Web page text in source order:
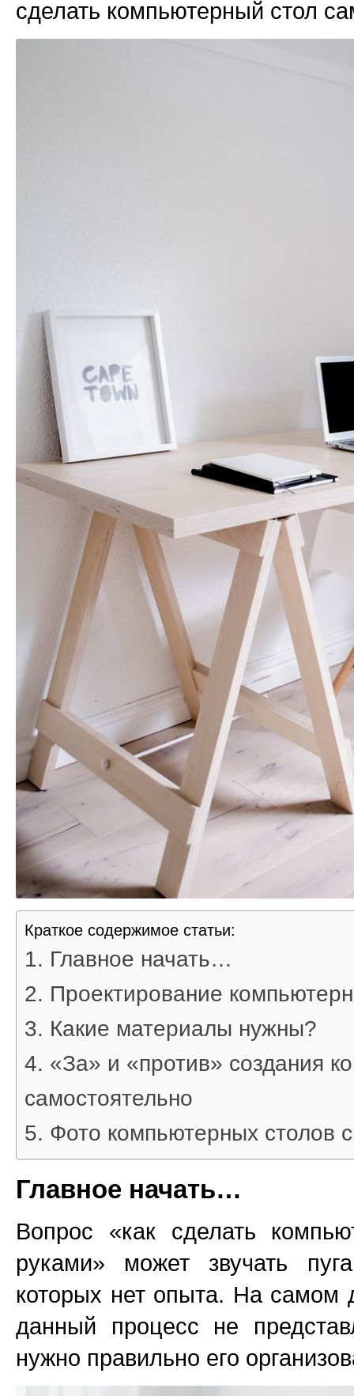
сделать компьютерный стол
Краткое содержимое статьи:
Главное начать…
Проектирование
Какие материалы нужны?
«За» и «против» создания
самостоятельно
Фото компьютерных столов
Главное начать…
Вопрос «как сделать
руками» может звучать
которых нет опыта. На самом
данный процесс не
нужно правильно его